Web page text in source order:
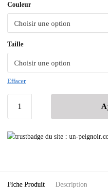
Couleur
Taille
Effacer
Fiche Produit Description